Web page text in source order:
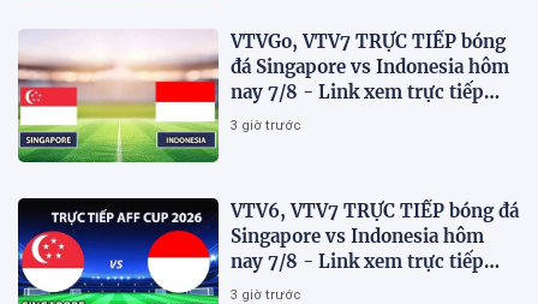
VTVGo, VTV7 TRỰC TIẾP bóng
đá Singapore vs Indonesia hôm
nay 7/8 - Link xem trực tiếp
AFF Cup 2026 mới nhất
3 giờ trước
VTV6, VTV7 TRỰC TIẾP bóng đá
Singapore vs Indonesia hôm
nay 7/8 - Link xem trực tiếp
AFF Cup 2026 mới nhất
3 giờ trước